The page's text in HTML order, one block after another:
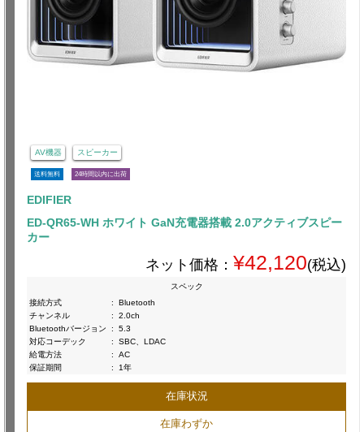
AV機器 スピーカー
送料無料 24時間以内に出荷
EDIFIER
ED-QR65-WH ホワイト GaN充電器搭載 2.0アクティブスピー
カー
ネット価格： ¥42,120(税込)
スペック
接続方式
:
Bluetooth
チャンネル
:
2.0ch
Bluetoothバージョン
:
5.3
対応コーデック
:
SBC、LDAC
給電方法
:
AC
保証期間
: 1年
在庫状況
在庫わずか